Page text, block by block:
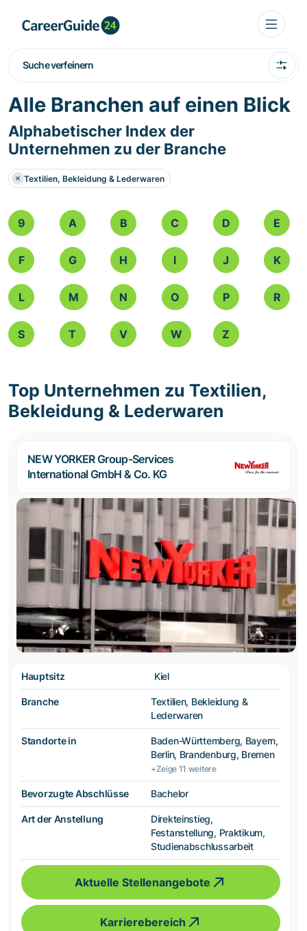
Suche verfeinern
Alle Branchen auf einen Blick
Alphabetischer Index der
Unternehmen zu der Branche
Textilien, Bekleidung & Lederwaren
9 A B C D E
F G H I J K
L M N O P R
S T V W Z
Top Unternehmen zu Textilien,
Bekleidung & Lederwaren
NEW YORKER Group-Services
International GmbH & Co. KG
Hauptsitz Kiel
Branche
Textilien, Bekleidung &
Lederwaren
Standorte in
Baden-Württemberg, Bayern,
Berlin, Brandenburg, Bremen
+Zeige 11 weitere
Bevorzugte Abschlüsse Bachelor
Art der Anstellung
Direkteinstieg,
Festanstellung, Praktikum,
Studienabschlussarbeit
Aktuelle Stellenangebote
Karrierebereich